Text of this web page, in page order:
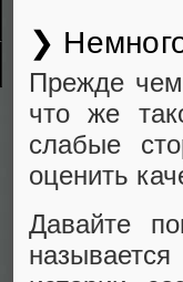
❯
Прежде чем
что же
слабые
оценить
Давайте